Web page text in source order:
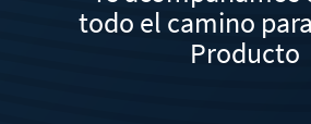
todo el camino
Producto